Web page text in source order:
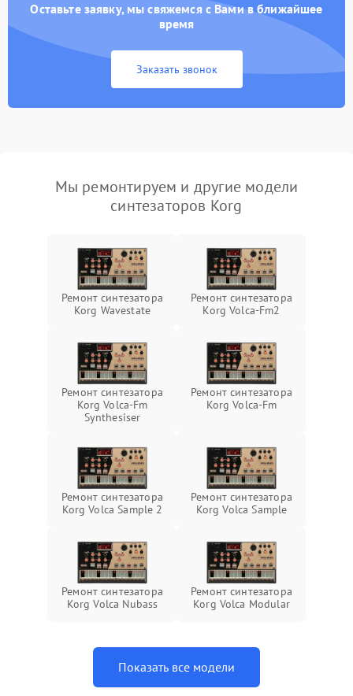
Оставьте заявку, мы свяжемся с Вами в ближайшее
время
Заказать звонок
Мы ремонтируем и другие модели
синтезаторов Korg
Ремонт синтезатора
Korg Wavestate
Ремонт синтезатора
Korg Volca-Fm2
Ремонт синтезатора
Korg Volca-Fm
Synthesiser
Ремонт синтезатора
Korg Volca-Fm
Ремонт синтезатора
Korg Volca Sample 2
Ремонт синтезатора
Korg Volca Sample
Ремонт синтезатора
Korg Volca Nubass
Ремонт синтезатора
Korg Volca Modular
Показать все модели